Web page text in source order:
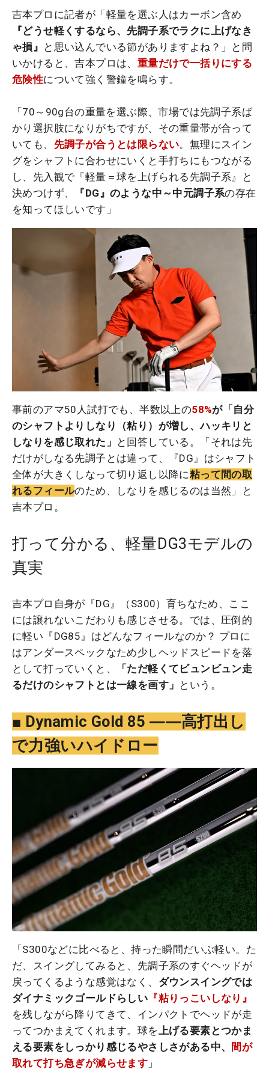
吉本プロに記者が「軽量を選ぶ人はカーボン含め
『どうせ軽くするなら、先調子系でラクに上げなき
ゃ損』 と思い込んでいる節がありますよね？」と問
いかけると、吉本プロは、 重量だけで一括りにする
危険性について強く警鐘を鳴らす。
「70～90g台の重量を選ぶ際、市場では先調子系ば
かり選択肢になりがちですが、その重量帯が合って
いても、 先調子が合うとは限らない。無理にスイン
グをシャフトに合わせにいくと手打ちにもつながる
し、先入観で『軽量＝球を上げられる先調子系』と
決めつけず、
『DG』のような中～中元調子系の存在
を知ってほしいです」
事前のアマ50人試打でも、半数以上の58%が「自分
のシャフトよりしなり（粘り）が増し、ハッキリと
しなりを感じ取れた」 と回答している。「それは先
だけがしなる先調子とは違って、『DG』はシャフト
全体が大きくしなって切り返し以降に粘って間の取
れるフィールのため、しなりを感じるのは当然」と
吉本プロ。
打って分かる、軽量DG3モデルの
真実
吉本プロ自身が『DG』（S300）育ちなため、ここ
には譲れないこだわりも感じさせる。では、圧倒的
に軽い『DG85』はどんなフィールなのか？ プロに
はアンダースペックなため少しヘッドスピードを落
として打っていくと、
「ただ軽くてビュンビュン走
るだけのシャフトとは一線を画す 」 という。
■ Dynamic Gold 85 ――高打出し
で力強いハイドロー
「S300などに比べると、持った瞬間だいぶ軽い。た
だ、スイングしてみると、先調子系のすぐヘッドが
戻ってくるような感覚はなく、 ダウンスイングでは
ダイナミックゴールドらしい 『粘りっこいしなり』
を残しながら降りてきて、インパクトでヘッドが走
ってつかまえてくれます。球を 上げる要素とつかま
える要素をしっかり感じるやさしさがある中、 間が
取れて打ち急ぎが減らせます 」